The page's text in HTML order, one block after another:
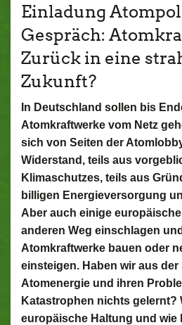
Einladung
Gespräch:
Zurück in eine
Zukunft?
In Deutschland sollen bis
Atomkraftwerke vom Netz
sich von Seiten der
Widerstand, teils aus
Klimaschutzes, teils aus
billigen Energieversorgung
Aber auch einige
anderen Weg einschlagen
Atomkraftwerke bauen oder
einsteigen. Haben wir aus
Atomenergie und ihren
Katastrophen nichts gelernt?
europäische Haltung und wie